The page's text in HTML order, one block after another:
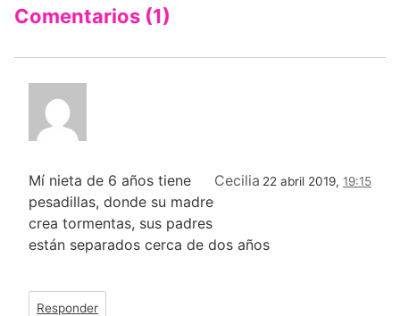
Comentarios (1)
Cecilia 22 abril 2019, 19:15
Mí nieta de 6 años tiene
pesadillas, donde su madre
crea tormentas, sus padres
están separados cerca de dos años
Responder